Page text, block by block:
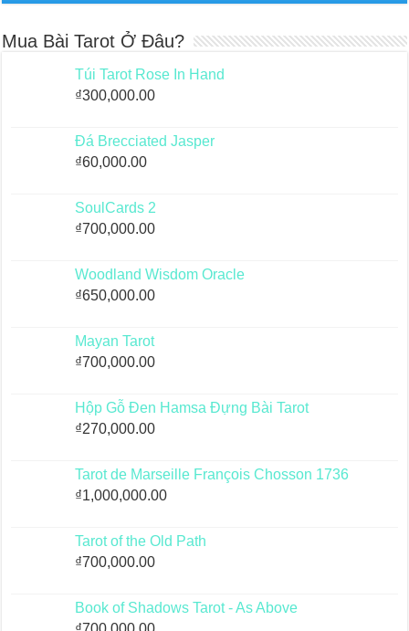
Mua Bài Tarot Ở Đâu?
Túi Tarot Rose In Hand
₫300,000.00
Đá Brecciated Jasper
₫60,000.00
SoulCards 2
₫700,000.00
Woodland Wisdom Oracle
₫650,000.00
Mayan Tarot
₫700,000.00
Hộp Gỗ Đen Hamsa Đựng Bài Tarot
₫270,000.00
Tarot de Marseille François Chosson 1736
₫1,000,000.00
Tarot of the Old Path
₫700,000.00
Book of Shadows Tarot - As Above